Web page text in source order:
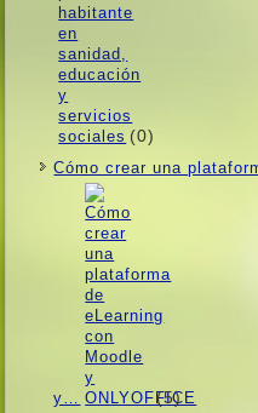
(0)
Cómo crear una
y… (5)